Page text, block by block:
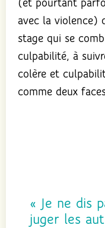
(et pourtant
avec la violence)
stage qui se
culpabilité, à
colère et
comme deux
« Je ne dis
juger les